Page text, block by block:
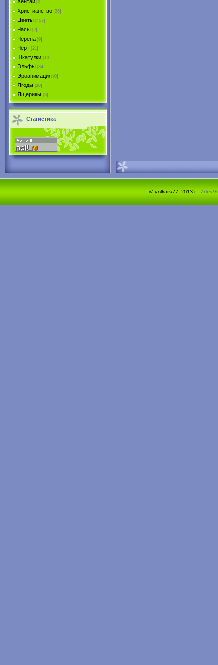
Хентай [0]
Христианство [26]
Цветы [417]
Часы [7]
Черепа [9]
Чёрт [21]
Шкатулки [13]
Эльфы [34]
Эроанимация [0]
Ягоды [29]
Ящерицы [3]
Статистика
© yolbars77, 2013 г